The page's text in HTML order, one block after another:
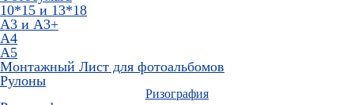
10*15 и 13*18
A3 и А3+
А4
А5
Монтажный Лист для фотоальбомов
Рулоны
Ризография